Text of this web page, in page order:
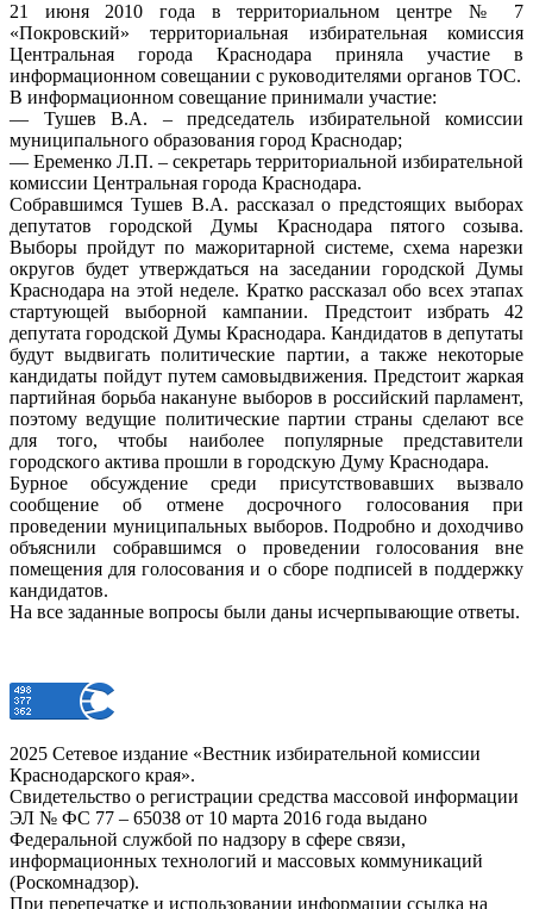
21 июня 2010 года в территориальном центре № 7
«Покровский» территориальная избирательная комиссия
Центральная города Краснодара приняла участие в
информационном совещании с руководителями органов ТОС.
В информационном совещание принимали участие:
— Тушев В.А. – председатель избирательной комиссии
муниципального образования город Краснодар;
— Еременко Л.П. – секретарь территориальной избирательной
комиссии Центральная города Краснодара.
Собравшимся Тушев В.А. рассказал о предстоящих выборах
депутатов городской Думы Краснодара пятого созыва.
Выборы пройдут по мажоритарной системе, схема нарезки
округов будет утверждаться на заседании городской Думы
Краснодара на этой неделе. Кратко рассказал обо всех этапах
стартующей выборной кампании. Предстоит избрать 42
депутата городской Думы Краснодара. Кандидатов в депутаты
будут выдвигать политические партии, а также некоторые
кандидаты пойдут путем самовыдвижения. Предстоит жаркая
партийная борьба накануне выборов в российский парламент,
поэтому ведущие политические партии страны сделают все
для того, чтобы наиболее популярные представители
городского актива прошли в городскую Думу Краснодара.
Бурное обсуждение среди присутствовавших вызвало
сообщение об отмене досрочного голосования при
проведении муниципальных выборов. Подробно и доходчиво
объяснили собравшимся о проведении голосования вне
помещения для голосования и о сборе подписей в поддержку
кандидатов.
На все заданные вопросы были даны исчерпывающие ответы.
2025 Сетевое издание «Вестник избирательной комиссии
Краснодарского края».
Свидетельство о регистрации средства массовой информации
ЭЛ № ФС 77 – 65038 от 10 марта 2016 года выдано
Федеральной службой по надзору в сфере связи,
информационных технологий и массовых коммуникаций
(Роскомнадзор).
При перепечатке и использовании информации ссылка на